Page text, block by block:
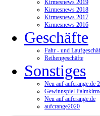
Kirmesnews 2019
Kirmesnews 2018
Kirmesnews 2017
Kirmesnews 2016
Geschäfte
Fahr - und
Reihengeschäfte
Sonstiges
Neu auf aufcrange.de
Gewinnspiel
Neu auf aufcrange.de
aufcrange2020